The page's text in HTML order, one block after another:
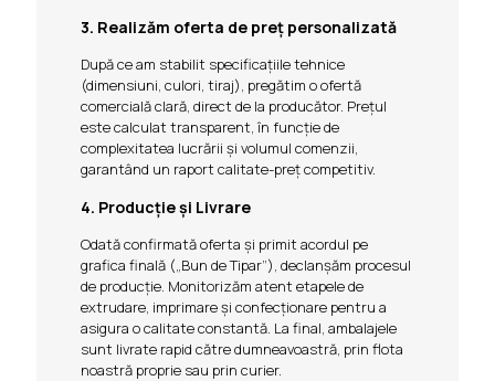
3. Realizăm oferta de preț personalizată
După ce am stabilit specificațiile tehnice
(dimensiuni, culori, tiraj), pregătim o ofertă
comercială clară, direct de la producător. Prețul
este calculat transparent, în funcție de
complexitatea lucrării și volumul comenzii,
garantând un raport calitate-preț competitiv.
4. Producție și Livrare
Odată confirmată oferta și primit acordul pe
grafica finală („Bun de Tipar”), declanșăm procesul
de producție. Monitorizăm atent etapele de
extrudare, imprimare și confecționare pentru a
asigura o calitate constantă. La final, ambalajele
sunt livrate rapid către dumneavoastră, prin flota
noastră proprie sau prin curier.